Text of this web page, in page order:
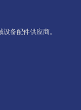
备配件供应商。